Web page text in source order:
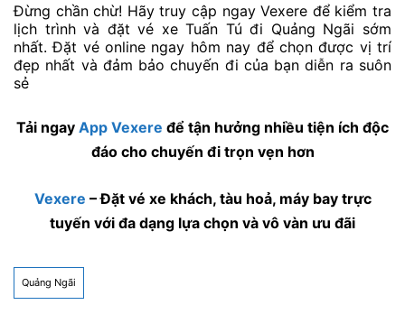
Đừng chần chừ! Hãy truy cập ngay Vexere để kiểm tra
lịch trình và đặt vé xe Tuấn Tú đi Quảng Ngãi sớm
nhất. Đặt vé online ngay hôm nay để chọn được vị trí
đẹp nhất và đảm bảo chuyến đi của bạn diễn ra suôn
sẻ
Tải ngay App Vexere để tận hưởng nhiều tiện ích độc
đáo cho chuyến đi trọn vẹn hơn
Vexere – Đặt vé xe khách, tàu hoả, máy bay trực
tuyến với đa dạng lựa chọn và vô vàn ưu đãi
Quảng Ngãi